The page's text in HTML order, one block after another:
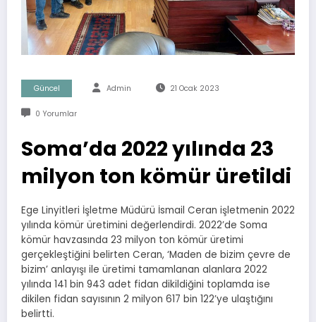
Güncel Admin 21 Ocak 2023
0 Yorumlar
Soma’da 2022 yılında 23
milyon ton kömür üretildi
Ege Linyitleri İşletme Müdürü İsmail Ceran işletmenin 2022
yılında kömür üretimini değerlendirdi. 2022’de Soma
kömür havzasında 23 milyon ton kömür üretimi
gerçekleştiğini belirten Ceran, ‘Maden de bizim çevre de
bizim’ anlayışı ile üretimi tamamlanan alanlara 2022
yılında 141 bin 943 adet fidan dikildiğini toplamda ise
dikilen fidan sayısının 2 milyon 617 bin 122’ye ulaştığını
belirtti.